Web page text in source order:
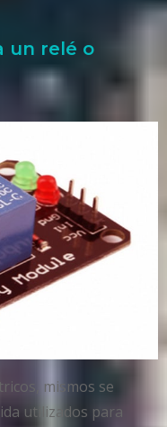
un relé o
mismos se
utilizados para